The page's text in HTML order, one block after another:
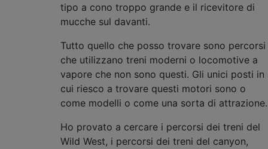
tipo a cono troppo grande e il ricevitore di
mucche sul davanti.
Tutto quello che posso trovare sono percorsi
che utilizzano treni moderni o locomotive a
vapore che non sono questi. Gli unici posti in
cui riesco a trovare questi motori sono o
come modelli o come una sorta di attrazione.
Ho provato a cercare i percorsi dei treni del
Wild West, i percorsi dei treni del canyon,